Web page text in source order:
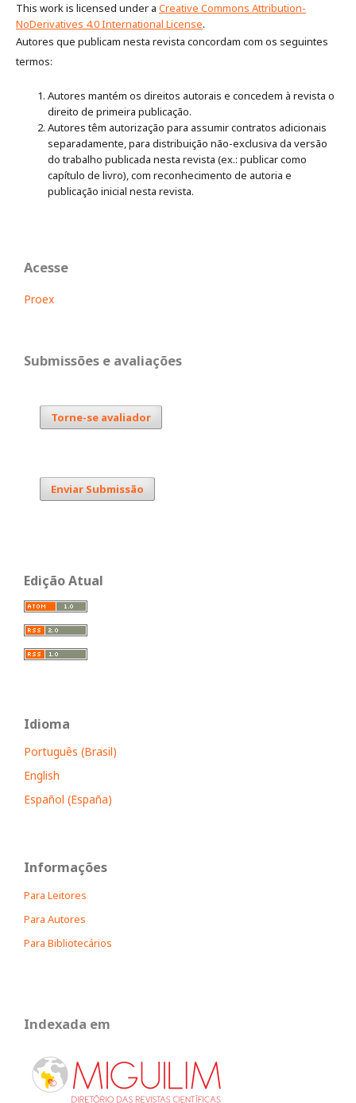
This work is licensed under a Creative Commons Attribution-
NoDerivatives 4.0 International License.
Autores que publicam nesta revista concordam com os seguintes
termos:
Autores mantém os direitos autorais e concedem à revista o
direito de primeira publicação.
Autores têm autorização para assumir contratos adicionais
separadamente, para distribuição não-exclusiva da versão
do trabalho publicada nesta revista (ex.: publicar como
capítulo de livro), com reconhecimento de autoria e
publicação inicial nesta revista.
Acesse
Proex
Submissões e avaliações
Torne-se avaliador
Enviar Submissão
Edição Atual
Idioma
Português (Brasil)
English
Español (España)
Informações
Para Leitores
Para Autores
Para Bibliotecários
Indexada em